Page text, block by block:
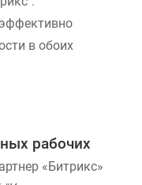
в обоих
рабочих
«Битрикс»